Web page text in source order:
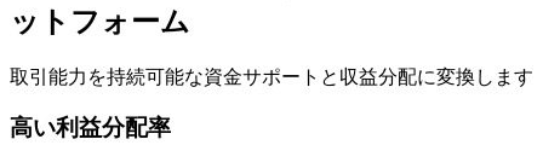
ットフォーム
取引能力を持続可能な資金サポートと収益分配に変換します
高い利益分配率